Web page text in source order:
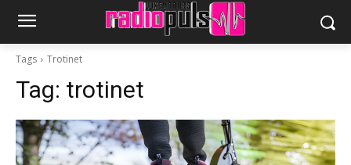
Tags Trotinet
Tag: trotinet